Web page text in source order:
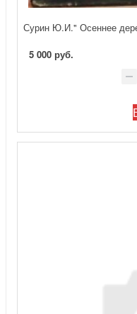
Сурин Ю.И." Осеннее
5 000 руб.